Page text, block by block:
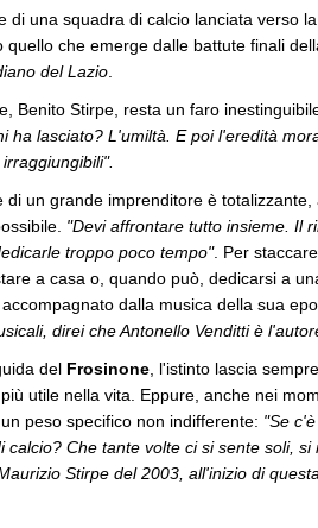
di una squadra di calcio lanciata verso
quello che emerge dalle battute finali
del Lazio
Benito Stirpe, resta un faro
ha lasciato? L'umiltà. E poi l'eredità
di un grande imprenditore è
"Devi affrontare tutto insieme. Il
troppo poco tempo". Per
a casa o, quando può, dedicarsi a
dalla musica della sua
direi che Antonello Venditti è
del Frosinone , l'istinto lascia
utile nella vita. Eppure, anche nei
peso specifico non indifferente: "Se
Che tante volte ci si sente soli,
Stirpe del 2003, all'inizio di